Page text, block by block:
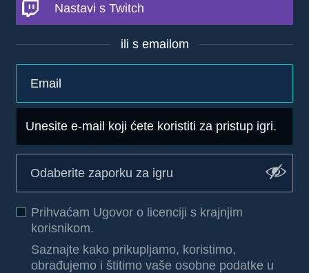
Nastavi s Twitch
ili s emailom
Unesite e-mail koji ćete koristiti za pristup igri.
Prihvaćam Ugovor o licenciji s krajnjim
korisnikom.
Saznajte kako prikupljamo, koristimo,
obrađujemo i štitimo vaše osobne podatke u